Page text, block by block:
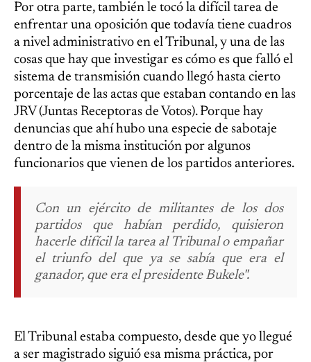
Por otra parte, también le tocó la difícil tarea de
enfrentar una oposición que todavía tiene cuadros
a nivel administrativo en el Tribunal, y una de las
cosas que hay que investigar es cómo es que falló el
sistema de transmisión cuando llegó hasta cierto
porcentaje de las actas que estaban contando en las
JRV (Juntas Receptoras de Votos). Porque hay
denuncias que ahí hubo una especie de sabotaje
dentro de la misma institución por algunos
funcionarios que vienen de los partidos anteriores.
Con un ejército de militantes de los dos
partidos que habían perdido, quisieron
hacerle difícil la tarea al Tribunal o empañar
el triunfo del que ya se sabía que era el
ganador, que era el presidente Bukele".
El Tribunal estaba compuesto, desde que yo llegué
a ser magistrado siguió esa misma práctica, por